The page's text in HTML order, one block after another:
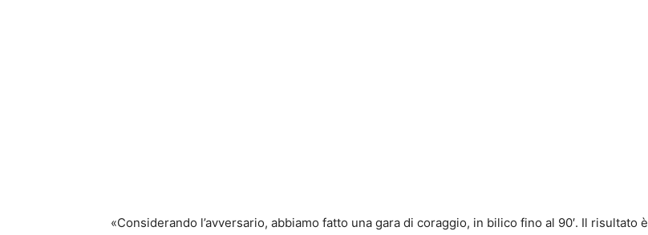
«Considerando l’avversario, abbiamo fatto una gara di coraggio, in bilico fino al 90′. Il risultato è